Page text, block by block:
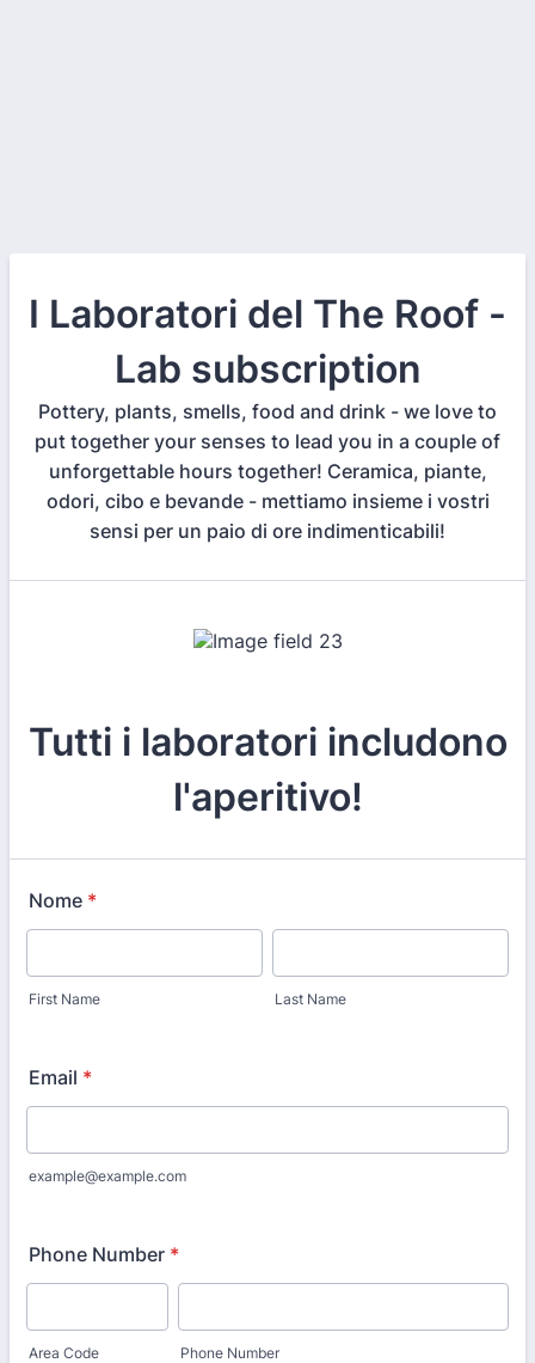
I Laboratori del The Roof -
Lab subscription
Pottery, plants, smells, food and drink - we love to
put together your senses to lead you in a couple of
unforgettable hours together! Ceramica, piante,
odori, cibo e bevande - mettiamo insieme i vostri
sensi per un paio di ore indimenticabili!
Tutti i laboratori includono
l'aperitivo!
Nome *
First Name Last Name
Email *
example@example.com
Phone Number *
Area Code Phone Number